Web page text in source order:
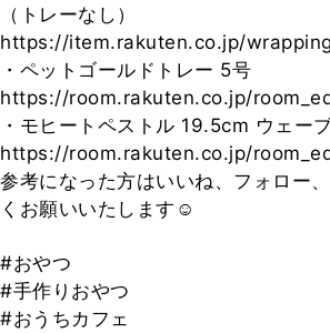
（トレーなし）
https://item.rakuten.co.jp/
・ペットゴールドトレー 5号
https://room.rakuten.co.jp/
・モヒートペストル 19.5cm ウェー
https://room.rakuten.co.jp/
参考になった方はいいね、フォロー
くお願いいたします☺
#おやつ
#手作りおやつ
#おうちカフェ